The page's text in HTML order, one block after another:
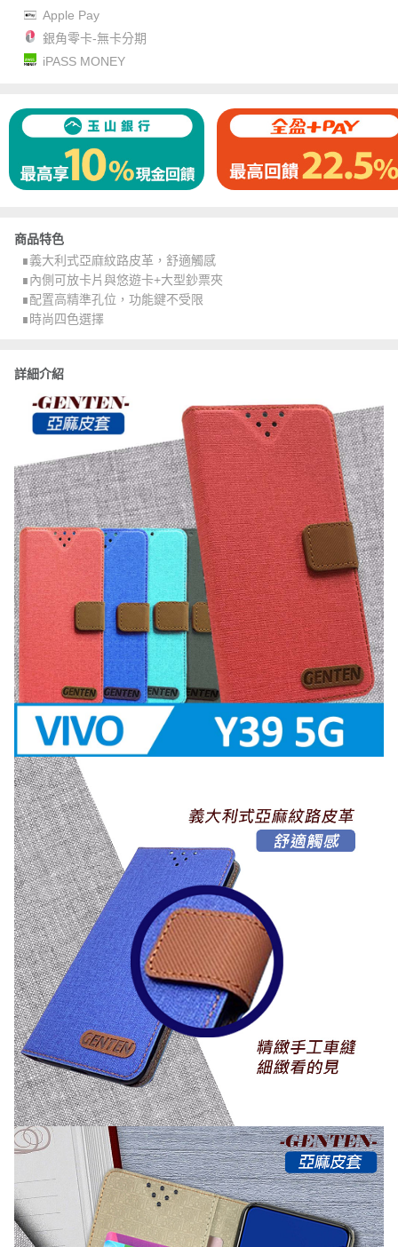
Apple Pay
銀角零卡-無卡分期
iPASS MONEY
商品特色
∎義大利式亞麻紋路皮革，舒適觸感
∎內側可放卡片與悠遊卡+大型鈔票夾
∎配置高精準孔位，功能鍵不受限
∎時尚四色選擇
詳細介紹